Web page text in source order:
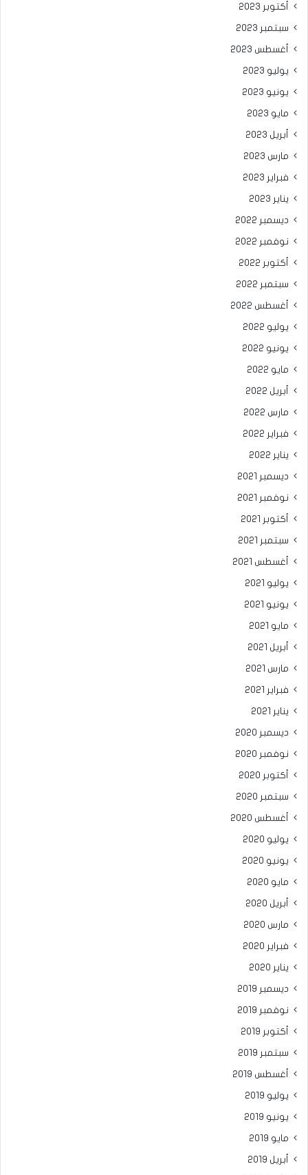
أكتوبر 2023
سبتمبر 2023
أغسطس 2023
يوليو 2023
يونيو 2023
مايو 2023
أبريل 2023
مارس 2023
فبراير 2023
يناير 2023
ديسمبر 2022
نوفمبر 2022
أكتوبر 2022
سبتمبر 2022
أغسطس 2022
يوليو 2022
يونيو 2022
مايو 2022
أبريل 2022
مارس 2022
فبراير 2022
يناير 2022
ديسمبر 2021
نوفمبر 2021
أكتوبر 2021
سبتمبر 2021
أغسطس 2021
يوليو 2021
يونيو 2021
مايو 2021
أبريل 2021
مارس 2021
فبراير 2021
يناير 2021
ديسمبر 2020
نوفمبر 2020
أكتوبر 2020
سبتمبر 2020
أغسطس 2020
يوليو 2020
يونيو 2020
مايو 2020
أبريل 2020
مارس 2020
فبراير 2020
يناير 2020
ديسمبر 2019
نوفمبر 2019
أكتوبر 2019
سبتمبر 2019
أغسطس 2019
يوليو 2019
يونيو 2019
مايو 2019
أبريل 2019